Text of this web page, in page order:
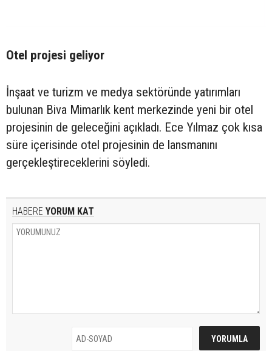
Otel projesi geliyor
İnşaat ve turizm ve medya sektöründe yatırımları
bulunan Biva Mimarlık kent merkezinde yeni bir otel
projesinin de geleceğini açıkladı. Ece Yılmaz çok kısa
süre içerisinde otel projesinin de lansmanını
gerçekleştireceklerini söyledi.
HABERE YORUM KAT